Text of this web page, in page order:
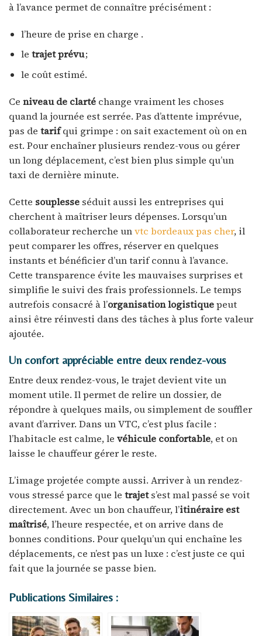
à l’avance permet de connaître précisément :
l’heure de prise en charge .
le trajet prévu;
le coût estimé.
Ce niveau de clarté change vraiment les choses
quand la journée est serrée. Pas d’attente imprévue,
pas de tarifqui grimpe : on sait exactement où on en
est. Pour enchaîner plusieurs rendez-vous ou gérer
un long déplacement, c’est bien plus simple qu’un
taxi de dernière minute.
Cette souplesse séduit aussi les entreprises qui
cherchent à maîtriser leurs dépenses. Lorsqu’un
collaborateur recherche unvtc bordeaux pas cher, il
peut comparer les offres, réserver en quelques
instants et bénéficier d’un tarif connu à l’avance.
Cette transparence évite les mauvaises surprises et
simplifie le suivi des frais professionnels. Le temps
autrefois consacré à l’organisation logistiquepeut
ainsi être réinvesti dans des tâches à plus forte valeur
ajoutée.
Un confort appréciable entre deux rendez-vous
Entre deux rendez-vous, le trajet devient vite un
moment utile. Il permet de relire un dossier, de
répondre à quelques mails, ou simplement de souffler
avant d’arriver. Dans un VTC, c’est plus facile :
l’habitacle est calme, le véhicule confortable, et on
laisse le chauffeur gérer le reste.
L’image projetée compte aussi. Arriver à un rendez-
vous stressé parce que le trajets’est mal passé se voit
directement. Avec un bon chauffeur, l’itinéraire est
maîtrisé, l’heure respectée, et on arrive dans de
bonnes conditions. Pour quelqu’un qui enchaîne les
déplacements, ce n’est pas un luxe : c’est juste ce qui
fait que la journée se passe bien.
Publications Similaires :